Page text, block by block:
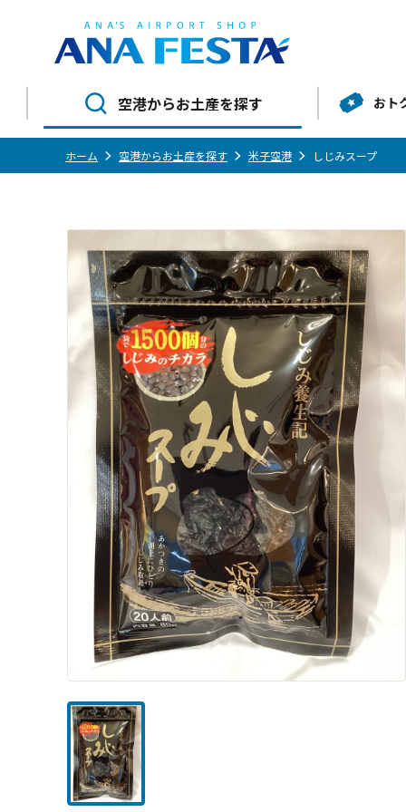
空港からお土産を探す おト
ホーム 空港からお土産を探す 米子空港 しじみスープ